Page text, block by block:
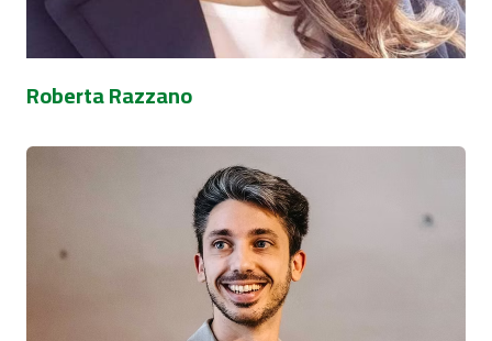
Roberta Razzano